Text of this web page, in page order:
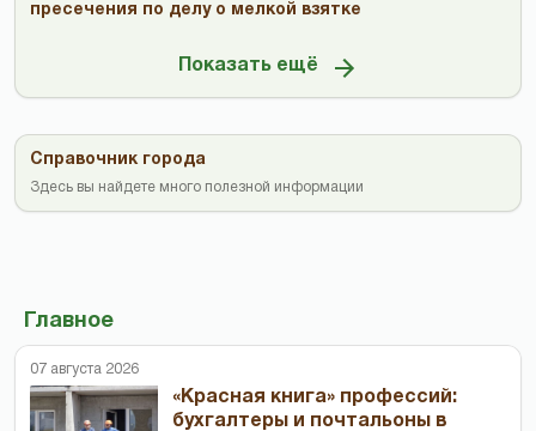
пресечения по делу о мелкой взятке
Показать ещё
Справочник города
Здесь вы найдете много полезной информации
Главное
07 августа 2026
«Красная книга» профессий:
бухгалтеры и почтальоны в